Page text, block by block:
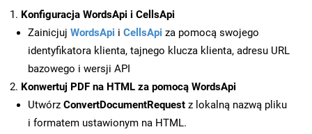
Konfiguracja WordsApi i CellsApi
Zainicjuj WordsApi i CellsApi za pomocą swojego
identyfikatora klienta, tajnego klucza klienta, adresu URL
bazowego i wersji API
Konwertuj PDF na HTML za pomocą WordsApi
Utwórz ConvertDocumentRequest z lokalną nazwą pliku
i formatem ustawionym na HTML.